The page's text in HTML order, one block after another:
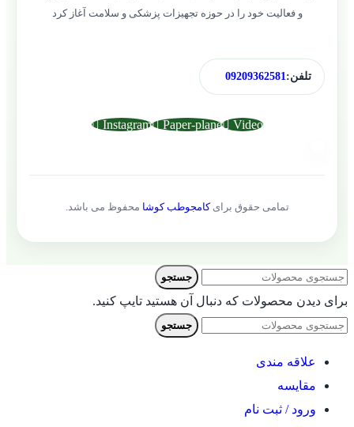
و فعالیت خود را در حوزه تجهیزات پزشکی و سلامت آغاز کرد
تلفن: 09209362581
Video
Paper-plane
Instagram
تمامی حقوق برایکامجوطب کوشا محفوظ می باشد.
جستجو
برای دیدن محصولات که دنبال آن هستید تایپ کنید.
جستجو
علاقه مندی
مقایسه
ورود / ثبت نام